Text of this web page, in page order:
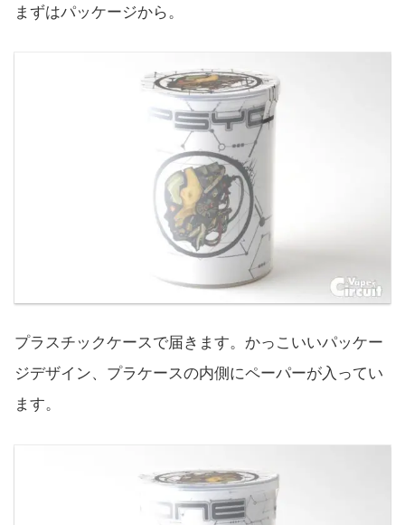
まずはパッケージから。
プラスチックケースで届きます。かっこいいパッケー
ジデザイン、プラケースの内側にペーパーが入ってい
ます。